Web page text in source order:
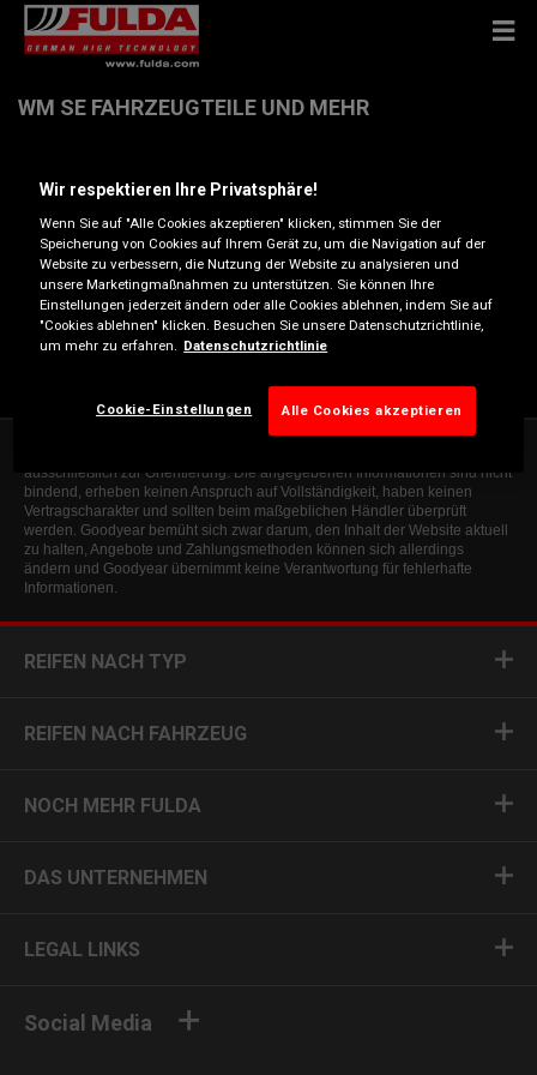
WM SE FAHRZEUGTEILE UND MEHR
Römerstr. 120, 59075 HAMM
Anfahrtsbeschreibung
Telefonnummer anzeigen
ausschließlich zur Orientierung. Die angegebenen Informationen sind nicht
bindend, erheben keinen Anspruch auf Vollständigkeit, haben keinen
Vertragscharakter und sollten beim maßgeblichen Händler überprüft
werden. Goodyear bemüht sich zwar darum, den Inhalt der Website aktuell
zu halten, Angebote und Zahlungsmethoden können sich allerdings
ändern und Goodyear übernimmt keine Verantwortung für fehlerhafte
Informationen.
REIFEN NACH TYP
REIFEN NACH FAHRZEUG
NOCH MEHR FULDA
DAS UNTERNEHMEN
Social Media
LEGAL LINKS
Wir respektieren Ihre Privatsphäre!
Wenn Sie auf "Alle Cookies akzeptieren" klicken, stimmen Sie der
Speicherung von Cookies auf Ihrem Gerät zu, um die Navigation auf der
Website zu verbessern, die Nutzung der Website zu analysieren und
unsere Marketingmaßnahmen zu unterstützen. Sie können Ihre
Einstellungen jederzeit ändern oder alle Cookies ablehnen, indem Sie auf
"Cookies ablehnen" klicken. Besuchen Sie unsere Datenschutzrichtlinie,
um mehr zu erfahren.
Datenschutzrichtlinie
Cookie-Einstellungen Alle Cookies akzeptieren